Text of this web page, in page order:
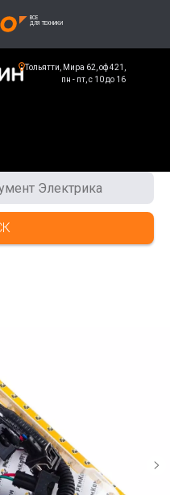
Тольятти, Мира 62, оф 421,
пн - пт, с 10 до 16